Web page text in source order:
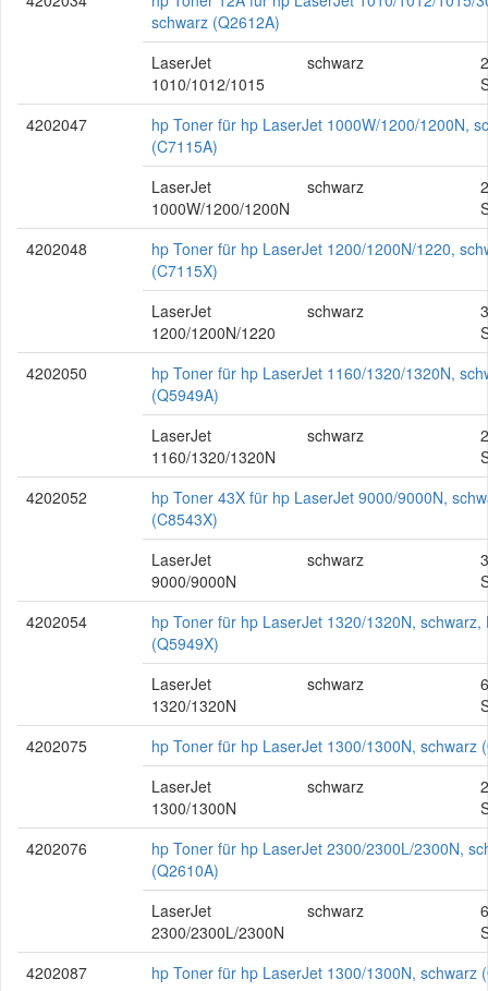
schwarz (Q2612A)
LaserJet
1010/1012/1015
schwarz
4202047
hp Toner für hp LaserJet 1000W/1200/1200N,
(C7115A)
LaserJet
1000W/1200/1200N
schwarz
4202048
hp Toner für hp LaserJet 1200/1200N/1220,
(C7115X)
LaserJet
1200/1200N/1220
schwarz
4202050
hp Toner für hp LaserJet 1160/1320/1320N,
(Q5949A)
LaserJet
1160/1320/1320N
schwarz
4202052
hp Toner 43X für hp LaserJet 9000/9000N,
(C8543X)
LaserJet
9000/9000N
schwarz
4202054
hp Toner für hp LaserJet 1320/1320N, schwarz,
(Q5949X)
LaserJet
1320/1320N
schwarz
4202075
hp Toner für hp LaserJet 1300/1300N, schwarz
LaserJet
1300/1300N
schwarz
4202076
hp Toner für hp LaserJet 2300/2300L/2300N,
(Q2610A)
LaserJet
2300/2300L/2300N
schwarz
4202087
hp Toner für hp LaserJet 1300/1300N, schwarz